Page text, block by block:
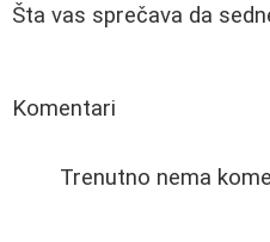
Šta vas sprečava da
Komentari
Trenutno nema